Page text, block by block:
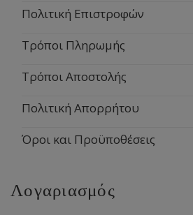
Πολιτική Επιστροφών
Τρόποι Πληρωμής
Τρόποι Αποστολής
Πολιτική Απορρήτου
Όροι και Προϋποθέσεις
Λογαριασμός